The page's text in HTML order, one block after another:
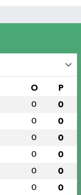
O P
0 0
0 0
0 0
0 0
0 0
0 0